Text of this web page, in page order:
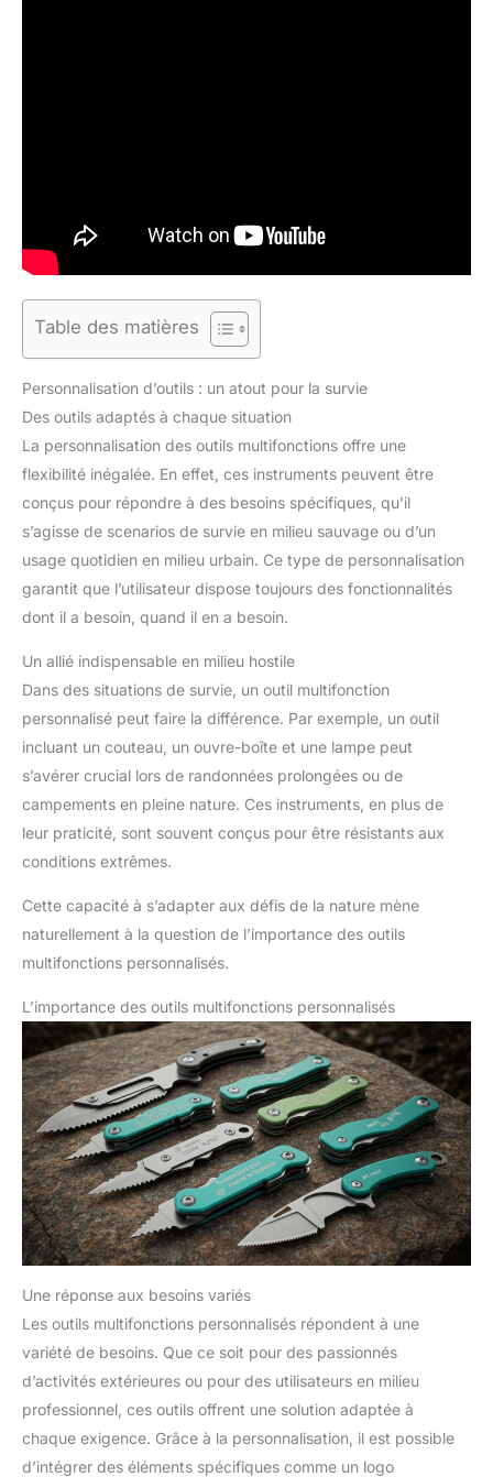
Table des matières
Personnalisation d’outils : un atout pour la survie
Des outils adaptés à chaque situation
La personnalisation des outils multifonctions offre une
flexibilité inégalée. En effet, ces instruments peuvent être
conçus pour répondre à des besoins spécifiques, qu’il
s’agisse de scenarios de survie en milieu sauvage ou d’un
usage quotidien en milieu urbain. Ce type de personnalisation
garantit que l’utilisateur dispose toujours des fonctionnalités
dont il a besoin, quand il en a besoin.
Un allié indispensable en milieu hostile
Dans des situations de survie, un outil multifonction
personnalisé peut faire la différence. Par exemple, un outil
incluant un couteau, un ouvre-boîte et une lampe peut
s’avérer crucial lors de randonnées prolongées ou de
campements en pleine nature. Ces instruments, en plus de
leur praticité, sont souvent conçus pour être résistants aux
conditions extrêmes.
Cette capacité à s’adapter aux défis de la nature mène
naturellement à la question de l’importance des outils
multifonctions personnalisés.
L’importance des outils multifonctions personnalisés
Une réponse aux besoins variés
Les outils multifonctions personnalisés répondent à une
variété de besoins. Que ce soit pour des passionnés
d’activités extérieures ou pour des utilisateurs en milieu
professionnel, ces outils offrent une solution adaptée à
chaque exigence. Grâce à la personnalisation, il est possible
d’intégrer des éléments spécifiques comme un logo